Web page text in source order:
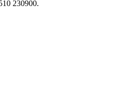
230900.